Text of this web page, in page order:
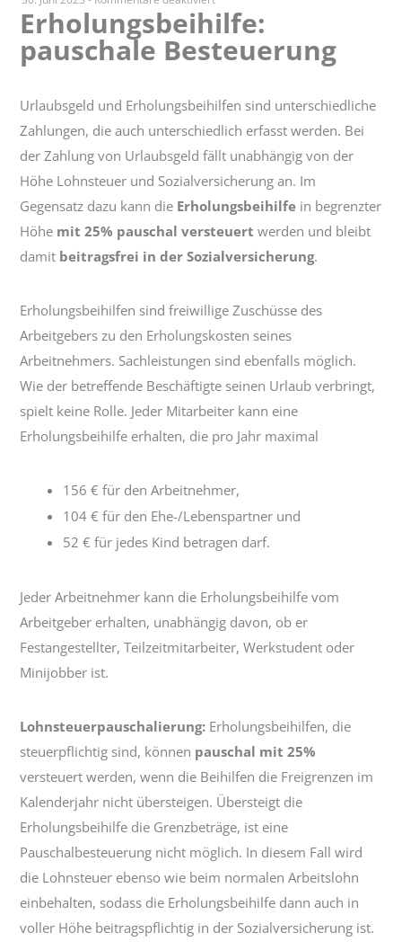
Erholungsbeihilfe:
pauschale
Besteuerung
Erholungsbeihilfe:
pauschale Besteuerung
Urlaubsgeld und Erholungsbeihilfen sind unterschiedliche
Zahlungen, die auch unterschiedlich erfasst werden. Bei
der Zahlung von Urlaubsgeld fällt unabhängig von der
Höhe Lohnsteuer und Sozialversicherung an. Im
Gegensatz dazu kann die Erholungsbeihilfe in begrenzter
Höhe mit 25% pauschal versteuert werden und bleibt
damit beitragsfrei in der Sozialversicherung.
Erholungsbeihilfen sind freiwillige Zuschüsse des
Arbeitgebers zu den Erholungskosten seines
Arbeitnehmers. Sachleistungen sind ebenfalls möglich.
Wie der betreffende Beschäftigte seinen Urlaub verbringt,
spielt keine Rolle. Jeder Mitarbeiter kann eine
Erholungsbeihilfe erhalten, die pro Jahr maximal
156 € für den Arbeitnehmer,
104 € für den Ehe-/Lebenspartner und
52 € für jedes Kind betragen darf.
Jeder Arbeitnehmer kann die Erholungsbeihilfe vom
Arbeitgeber erhalten, unabhängig davon, ob er
Festangestellter, Teilzeitmitarbeiter, Werkstudent oder
Minijobber ist.
Lohnsteuerpauschalierung: Erholungsbeihilfen, die
steuerpflichtig sind, können pauschal mit 25%
versteuert werden, wenn die Beihilfen die Freigrenzen im
Kalenderjahr nicht übersteigen. Übersteigt die
Erholungsbeihilfe die Grenzbeträge, ist eine
Pauschalbesteuerung nicht möglich. In diesem Fall wird
die Lohnsteuer ebenso wie beim normalen Arbeitslohn
einbehalten, sodass die Erholungsbeihilfe dann auch in
voller Höhe beitragspflichtig in der Sozialversicherung ist.